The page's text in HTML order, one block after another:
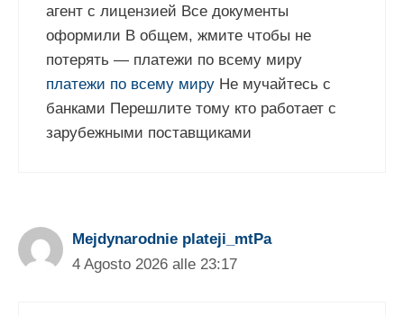
агент с лицензией Все документы
оформили В общем, жмите чтобы не
потерять — платежи по всему миру
платежи по всему миру Не мучайтесь с
банками Перешлите тому кто работает с
зарубежными поставщиками
Mejdynarodnie plateji_mtPa
4 Agosto 2026 alle 23:17